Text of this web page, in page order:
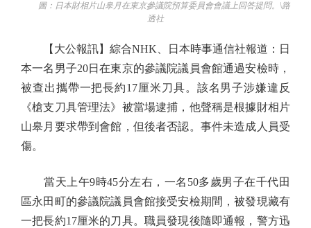
圖：日本財相片山皋月在東京參議院預算委員會會議上回答提問。\路
透社
【大公報訊】綜合NHK、日本時事通信社報道：日
本一名男子20日在東京的參議院議員會館通過安檢時，
被查出攜帶一把長約17厘米刀具。該名男子涉嫌違反
《槍支刀具管理法》被當場逮捕，他聲稱是根據財相片
山皋月要求帶到會館，但後者否認。事件未造成人員受
傷。
當天上午9時45分左右，一名50多歲男子在千代田
區永田町的參議院議員會館接受安檢期間，被發現藏有
一把長約17厘米的刀具。職員發現後隨即通報，警方迅